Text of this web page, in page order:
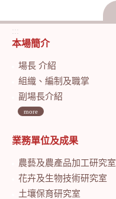
:::
本場簡介
場長 介紹
組織、編制及職掌
副場長介紹
more
業務單位及成果
農藝及農產品加工研究室
花卉及生物技術研究室
土壤保育研究室